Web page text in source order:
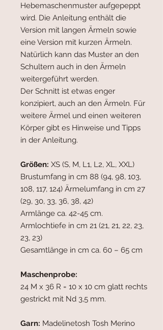
Hebemaschenmuster aufgepeppt
wird. Die Anleitung enthält die
Version mit langen Ärmeln sowie
eine Version mit kurzen Ärmeln.
Natürlich kann das Muster an den
Schultern auch in den Ärmeln
weitergeführt werden.
Der Schnitt ist etwas enger
konzipiert, auch an den Ärmeln. Für
weitere Ärmel und einen weiteren
Körper gibt es Hinweise und Tipps
in der Anleitung.
Größen: XS (S, M, L1, L2, XL, XXL)
Brustumfang in cm 88 (94, 98, 103,
108, 117, 124) Ärmelumfang in cm 27
(29, 30, 33, 36, 38, 42)
Armlänge ca. 42-45 cm.
Armlochtiefe in cm 21 (21, 21, 22, 23,
23, 23)
Gesamtlänge in cm ca. 60 – 65 cm
Maschenprobe:
24 M x 36 R = 10 x 10 cm glatt rechts
gestrickt mit Nd 3,5 mm.
Garn: Madelinetosh Tosh Merino